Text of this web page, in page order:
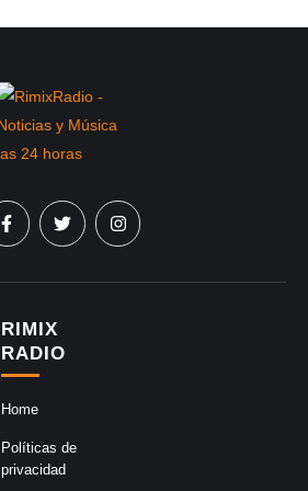
RIMIX
RADIO
Home
Políticas de
privacidad